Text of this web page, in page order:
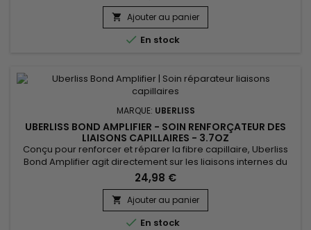
 Ajouter au panier
 En stock
MARQUE: UBERLISS
UBERLISS BOND AMPLIFIER - SOIN RENFORÇATEUR DES
LIAISONS CAPILLAIRES - 3.7OZ
Conçu pour renforcer et réparer la fibre capillaire, Uberliss
Bond Amplifier agit directement sur les liaisons internes du
cheveu fragilisées par les colorations, décolorations,
lissages, traitements chimiques et agressions thermiques.
Ce soin professionnel intensif aide à restaurer la structure
capillaire, à réduire la casse et à améliorer la...
24,98 €
 Ajouter au panier
 En stock